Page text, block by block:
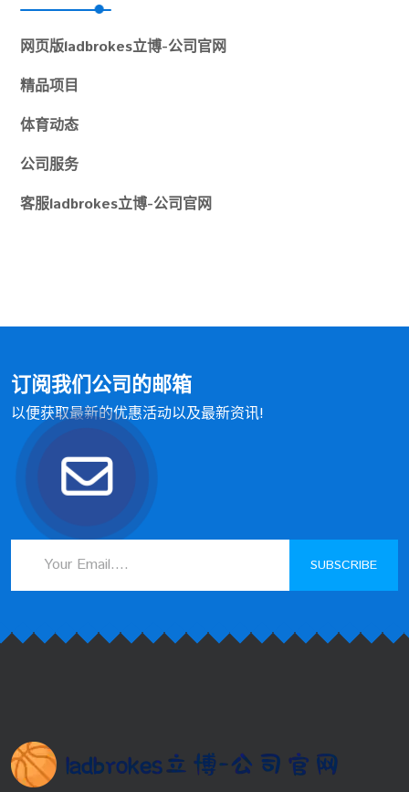
网页版ladbrokes立博-公司官网
精品项目
体育动态
公司服务
客服ladbrokes立博-公司官网
订阅我们公司的邮箱
以便获取最新的优惠活动以及最新资讯!
SUBSCRIBE